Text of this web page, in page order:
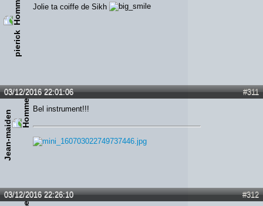
pierick
Jolie ta coiffe de Sikh
#311
03/12/2016 22:01:06
Jean-maiden
Bel instrument!!!
#312
03/12/2016 22:26:10